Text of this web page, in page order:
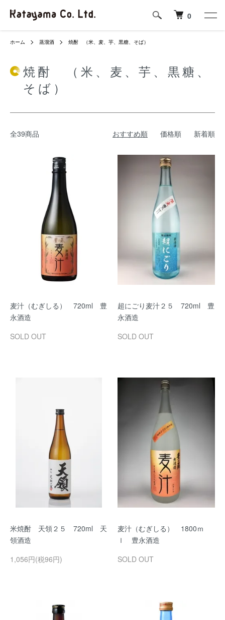
0
ホーム 蒸溜酒 焼酎 （米、麦、芋、黒糖、そば）
焼酎 （米、麦、芋、黒糖、
そば）
全39商品 おすすめ順 価格順 新着順
麦汁（むぎしる） 720ml 豊
永酒造
SOLD OUT
超にごり麦汁２５ 720ml 豊
永酒造
SOLD OUT
米焼酎 天領２５ 720ml 天
領酒造
1,056円(税96円)
麦汁（むぎしる） 1800ｍ
ｌ 豊永酒造
SOLD OUT